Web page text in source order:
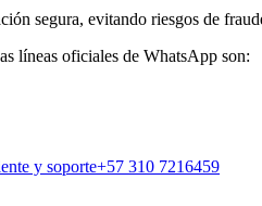
segura, evitando riesgos de
líneas oficiales de WhatsApp son:
y soporte+57 310 7216459